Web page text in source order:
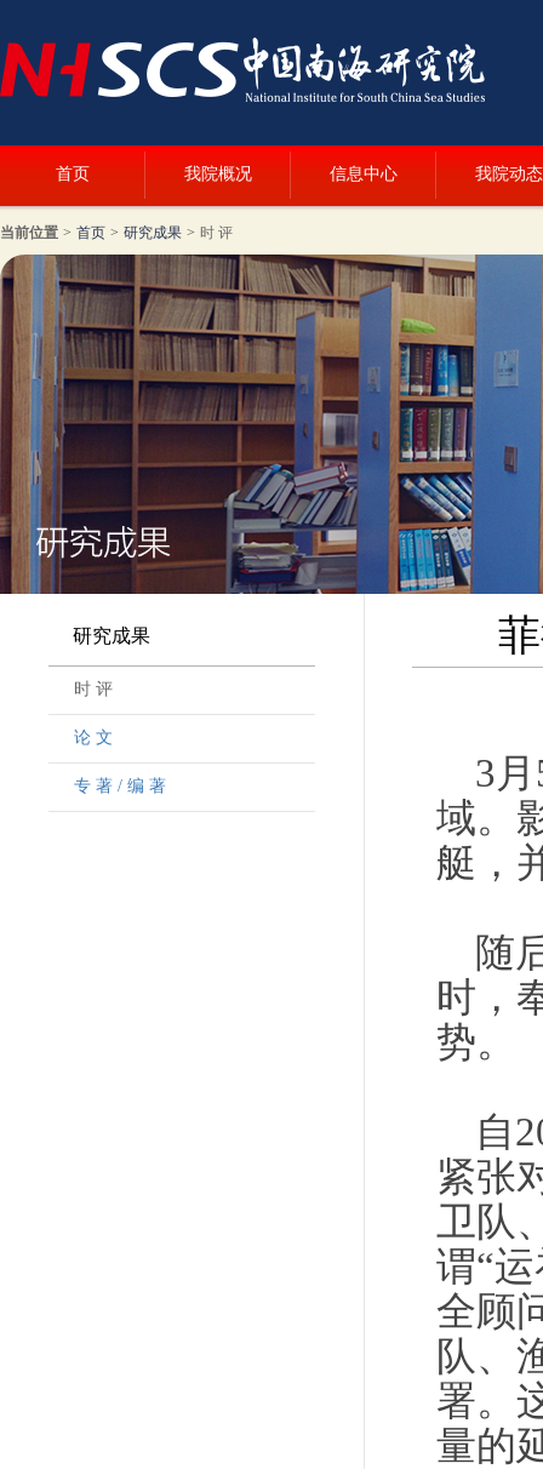
首页 我院概况 信息中心 我院动态
当前位置 > 首页 > 研究成果 > 时 评
研究成果
时 评
论 文
专 著 / 编 著
3
域。
艇，
随
时，
势。
自
紧张
卫队
谓“
全顾
队、
署。
量的